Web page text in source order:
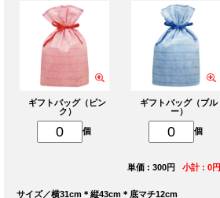
ギフトバッグ（ピン
ク）
個
ギフトバッグ（ブル
ー）
個
単価 : 300円 小計 : 0円
サイズ／横31cm＊縦43cm＊底マチ12cm